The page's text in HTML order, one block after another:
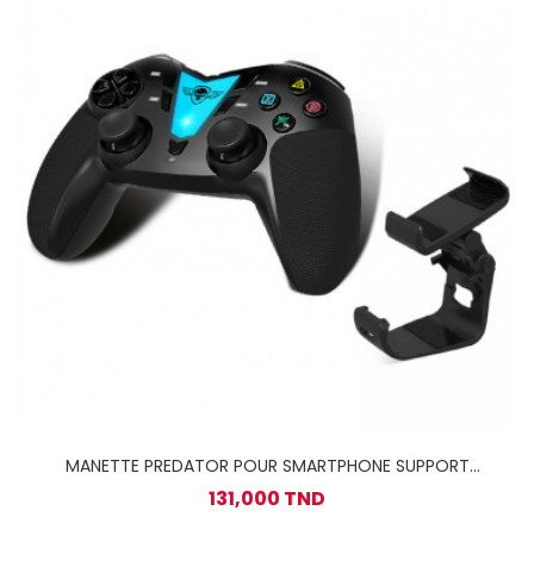
MANETTE PREDATOR POUR SMARTPHONE SUPPORT
INCLUS / Noir
131,000 TND